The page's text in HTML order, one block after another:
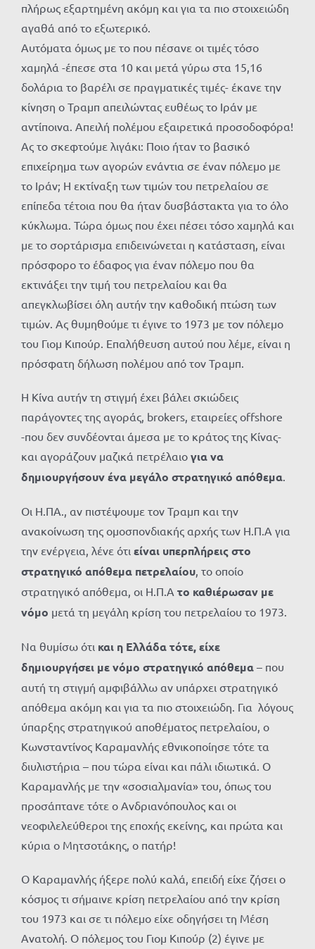
πλήρως εξαρτημένη ακόμη και για τα πιο στοιχειώδη
αγαθά από το εξωτερικό.
Αυτόματα όμως με το που πέσανε οι τιμές τόσο
χαμηλά -έπεσε στα 10 και μετά γύρω στα 15,16
δολάρια το βαρέλι σε πραγματικές τιμές- έκανε την
κίνηση ο Τραμπ απειλώντας ευθέως το Ιράν με
αντίποινα. Απειλή πολέμου εξαιρετικά προσοδοφόρα!
Ας το σκεφτούμε λιγάκι: Ποιο ήταν το βασικό
επιχείρημα των αγορών ενάντια σε έναν πόλεμο με
το Ιράν; Η εκτίναξη των τιμών του πετρελαίου σε
επίπεδα τέτοια που θα ήταν δυσβάστακτα για το όλο
κύκλωμα. Τώρα όμως που έχει πέσει τόσο χαμηλά και
με το σορτάρισμα επιδεινώνεται η κατάσταση, είναι
πρόσφορο το έδαφος για έναν πόλεμο που θα
εκτινάξει την τιμή του πετρελαίου και θα
απεγκλωβίσει όλη αυτήν την καθοδική πτώση των
τιμών. Ας θυμηθούμε τι έγινε το 1973 με τον πόλεμο
του Γιομ Κιπούρ. Επαλήθευση αυτού που λέμε, είναι η
πρόσφατη δήλωση πολέμου από τον Τραμπ.
Η Κίνα αυτήν τη στιγμή έχει βάλει σκιώδεις
παράγοντες της αγοράς, brokers, εταιρείες offshore
-που δεν συνδέονται άμεσα με το κράτος της Κίνας-
και αγοράζουν μαζικά πετρέλαιο για να
δημιουργήσουν ένα μεγάλο στρατηγικό απόθεμα.
Οι Η.ΠΑ., αν πιστέψουμε τον Τραμπ και την
ανακοίνωση της ομοσπονδιακής αρχής των Η.Π.Α για
την ενέργεια, λένε ότι είναι υπερπλήρεις στο
στρατηγικό απόθεμα πετρελαίου, το οποίο
στρατηγικό απόθεμα, οι Η.Π.Α το καθιέρωσαν με
νόμο μετά τη μεγάλη κρίση του πετρελαίου το 1973.
Να θυμίσω ότι και η Ελλάδα τότε, είχε
δημιουργήσει με νόμο στρατηγικό απόθεμα – που
αυτή τη στιγμή αμφιβάλλω αν υπάρχει στρατηγικό
απόθεμα ακόμη και για τα πιο στοιχειώδη. Για λόγους
ύπαρξης στρατηγικού αποθέματος πετρελαίου, ο
Κωνσταντίνος Καραμανλής εθνικοποίησε τότε τα
διυλιστήρια – που τώρα είναι και πάλι ιδιωτικά. Ο
Καραμανλής με την «σοσιαλμανία» του, όπως του
προσάπτανε τότε ο Ανδριανόπουλος και οι
νεοφιλελεύθεροι της εποχής εκείνης, και πρώτα και
κύρια ο Μητσοτάκης, ο πατήρ!
Ο Καραμανλής ήξερε πολύ καλά, επειδή είχε ζήσει ο
κόσμος τι σήμαινε κρίση πετρελαίου από την κρίση
του 1973 και σε τι πόλεμο είχε οδηγήσει τη Μέση
Ανατολή. Ο πόλεμος του Γιομ Κιπούρ (2) έγινε με